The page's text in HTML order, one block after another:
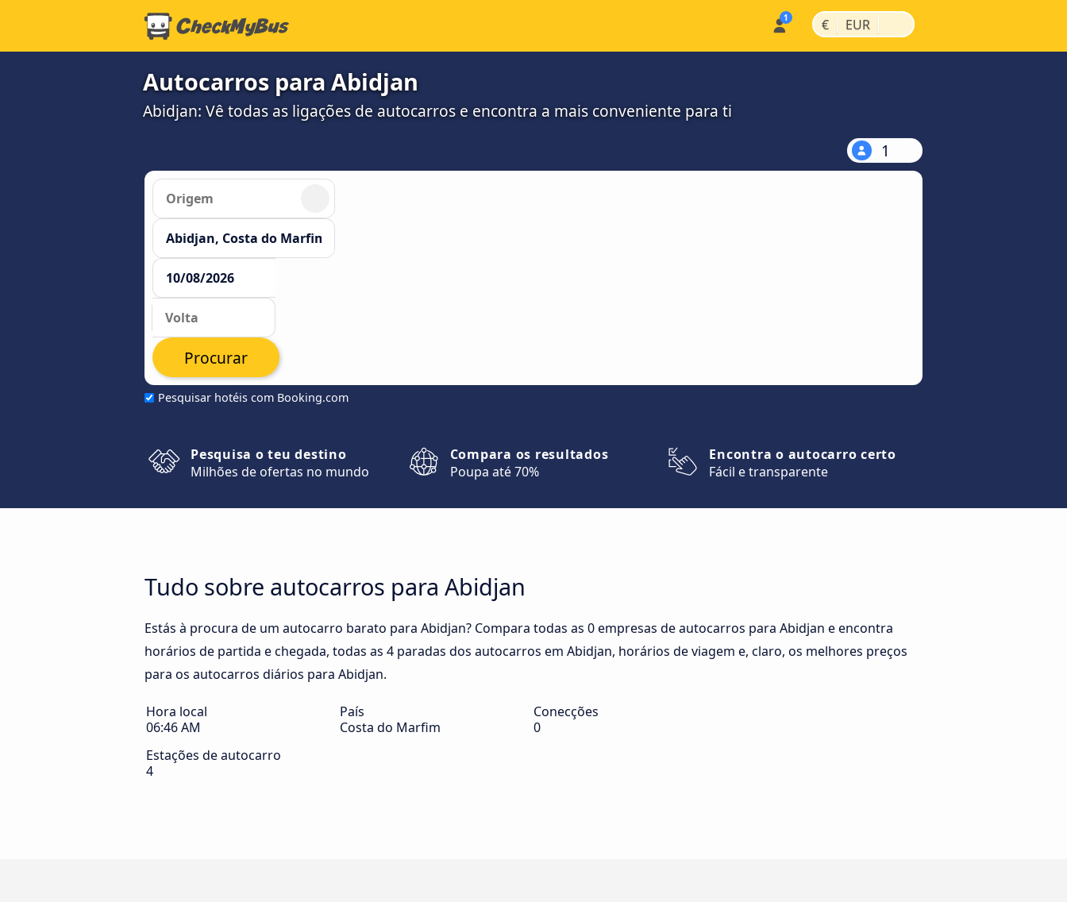
€ | EUR |
Autocarros para Abidjan
Abidjan: Vê todas as ligações de autocarros e encontra a mais conveniente para ti
1
Pesquisar hotéis com Booking.com
Procurar
Pesquisa o teu destino
Milhões de ofertas no mundo
Compara os resultados
Poupa até 70%
Encontra o autocarro certo
Fácil e transparente
Tudo sobre autocarros para Abidjan
Estás à procura de um autocarro barato para Abidjan? Compara todas as 0 empresas de autocarros para Abidjan e encontra
horários de partida e chegada, todas as 4 paradas dos autocarros em Abidjan, horários de viagem e, claro, os melhores preços
para os autocarros diários para Abidjan.
Hora local
06:46 AM
País
Costa do Marfim
Conecções
0
Estações de autocarro
4